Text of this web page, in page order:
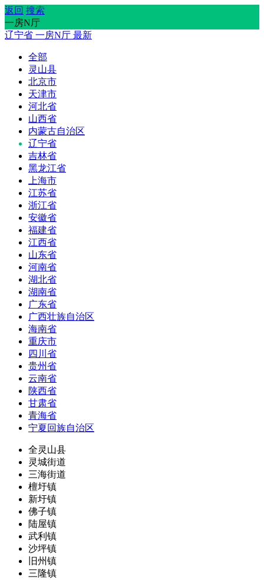
返回 搜索
一房N厅
辽宁省 一房N厅 最新
全部
灵山县
北京市
天津市
河北省
山西省
内蒙古自治区
辽宁省
吉林省
黑龙江省
上海市
江苏省
浙江省
安徽省
福建省
江西省
山东省
河南省
湖北省
湖南省
广东省
广西壮族自治区
海南省
重庆市
四川省
贵州省
云南省
陕西省
甘肃省
青海省
宁夏回族自治区
全灵山县
灵城街道
三海街道
檀圩镇
新圩镇
佛子镇
陆屋镇
武利镇
沙坪镇
旧州镇
三隆镇